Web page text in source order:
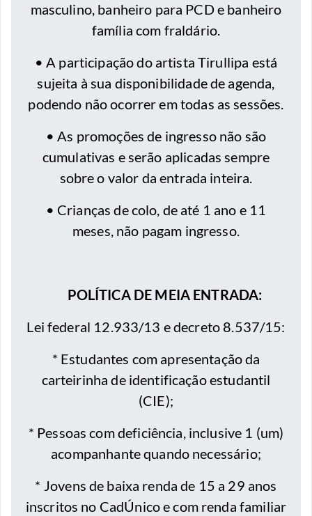
masculino, banheiro para PCD e banheiro
família com fraldário.
• A participação do artista Tirullipa está
sujeita à sua disponibilidade de agenda,
podendo não ocorrer em todas as sessões.
• As promoções de ingresso não são
cumulativas e serão aplicadas sempre
sobre o valor da entrada inteira.
• Crianças de colo, de até 1 ano e 11
meses, não pagam ingresso.
POLÍTICA DE MEIA ENTRADA:
Lei federal 12.933/13 e decreto 8.537/15:
* ⁠Estudantes com apresentação da
carteirinha de identificação estudantil
(CIE);
* ⁠Pessoas com deficiência, inclusive 1 (um)
acompanhante quando necessário;
* ⁠Jovens de baixa renda de 15 a 29 anos
inscritos no CadÚnico e com renda familiar